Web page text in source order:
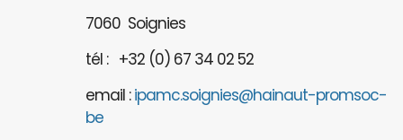
7060 Soignies
tél : +32 (0) 67 34 02 52
email :ipamc.soignies@hainaut-promsoc-
be